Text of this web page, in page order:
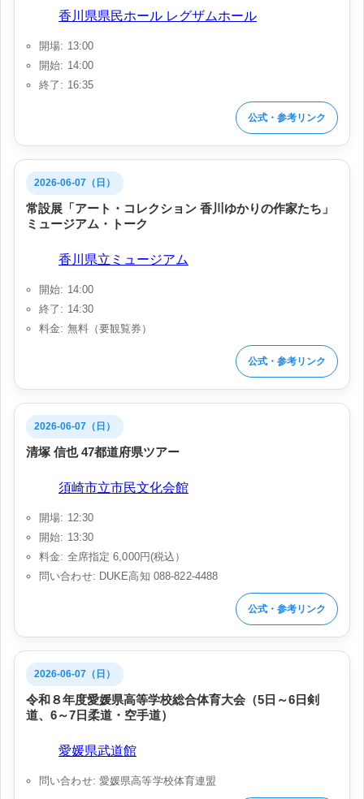
香川県県民ホール レグザムホール
開場: 13:00
開始: 14:00
終了: 16:35
公式・参考リンク
2026-06-07（日）
常設展「アート・コレクション 香川ゆかりの作家たち」
ミュージアム・トーク
香川県立ミュージアム
開始: 14:00
終了: 14:30
料金: 無料（要観覧券）
公式・参考リンク
2026-06-07（日）
清塚 信也 47都道府県ツアー
須崎市立市民文化会館
開場: 12:30
開始: 13:30
料金: 全席指定 6,000円(税込）
問い合わせ: DUKE高知 088-822-4488
公式・参考リンク
2026-06-07（日）
令和８年度愛媛県高等学校総合体育大会（5日～6日剣
道、6～7日柔道・空手道）
愛媛県武道館
問い合わせ: 愛媛県高等学校体育連盟